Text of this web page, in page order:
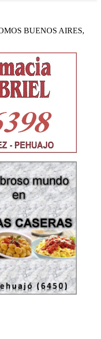
BUENOS AIRES,